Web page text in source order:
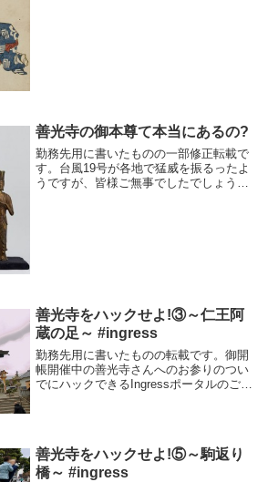
善光寺の御本尊て本当にあるの?
勤務先用に書いたものの一部修正転載で
す。台風19号が各地で猛威を振るったよ
うですが、皆様ご無事でしたでしょう
善光寺をハックせよ!③～仁王阿
蔵の足～ #ingress
勤務先用に書いたものの転載です。御開
帳開催中の善光寺さんへのお参りのつい
でにハックできるIngressポータルのご紹
た善男善女をお出...
善光寺をハックせよ!⑤～駒返り
橋～ #ingress